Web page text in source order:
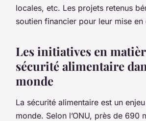
locales, etc. Les projets retenus
soutien financier pour leur mise
Les initiatives en
sécurité alimentaire
monde
La sécurité alimentaire est un
monde. Selon l’ONU, près de 690